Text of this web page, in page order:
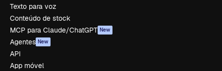
Texto para voz
Conteúdo de stock
MCP para Claude/ChatGPT New
Agentes New
API
App móvel